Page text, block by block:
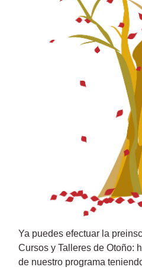
Ya puedes efectuar la
Cursos y Talleres de Otoño:
de nuestro programa